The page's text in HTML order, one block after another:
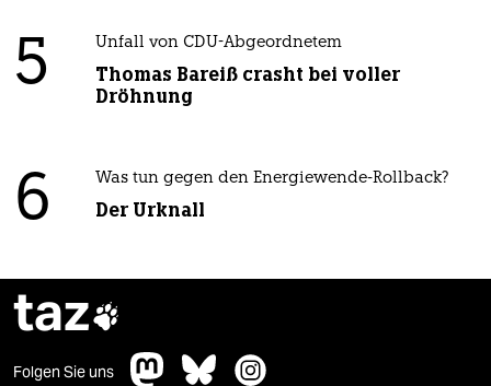
5 Unfall von CDU-Abgeordnetem
Thomas Bareiß crasht bei voller
Dröhnung
6 Was tun gegen den Energiewende-Rollback?
Der Urknall
taz
Folgen Sie uns